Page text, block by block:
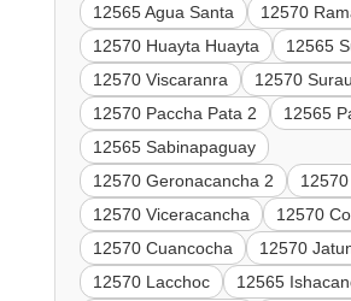
12565 Agua Santa
12570
12570 Huayta Huayta
12565
12570 Viscaranra
12570 Surau
12570 Paccha Pata 2
12565
12565 Sabinapaguay
12570 Geronacancha 2
12570 Viceracancha
12570
12570 Cuancocha
12570
12570 Lacchoc
12565